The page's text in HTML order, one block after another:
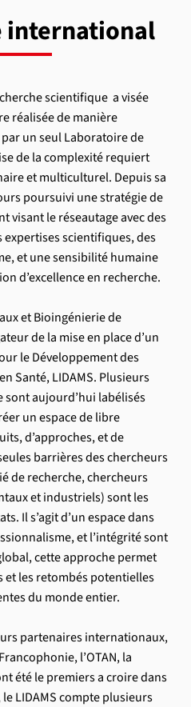
international
scientifique a visée
réalisée de manière
un seul Laboratoire de
de la complexité requiert
et multiculturel. Depuis sa
poursuivi une stratégie de
visant le réseautage avec des
scientifiques, des
et une sensibilité humaine
d’excellence en recherche.
et Bioingénierie de
de la mise en place d’un
le Développement des
Santé, LIDAMS. Plusieurs
aujourd’hui labélisés
un espace de libre
d’approches, et de
barrières des chercheurs
de recherche, chercheurs
et industriels) sont les
Il s’agit d’un espace dans
et l’intégrité sont
cette approche permet
et les retombés potentielles
du monde entier.
partenaires internationaux,
l’OTAN, la
été le premiers a croire dans
LIDAMS compte plusieurs